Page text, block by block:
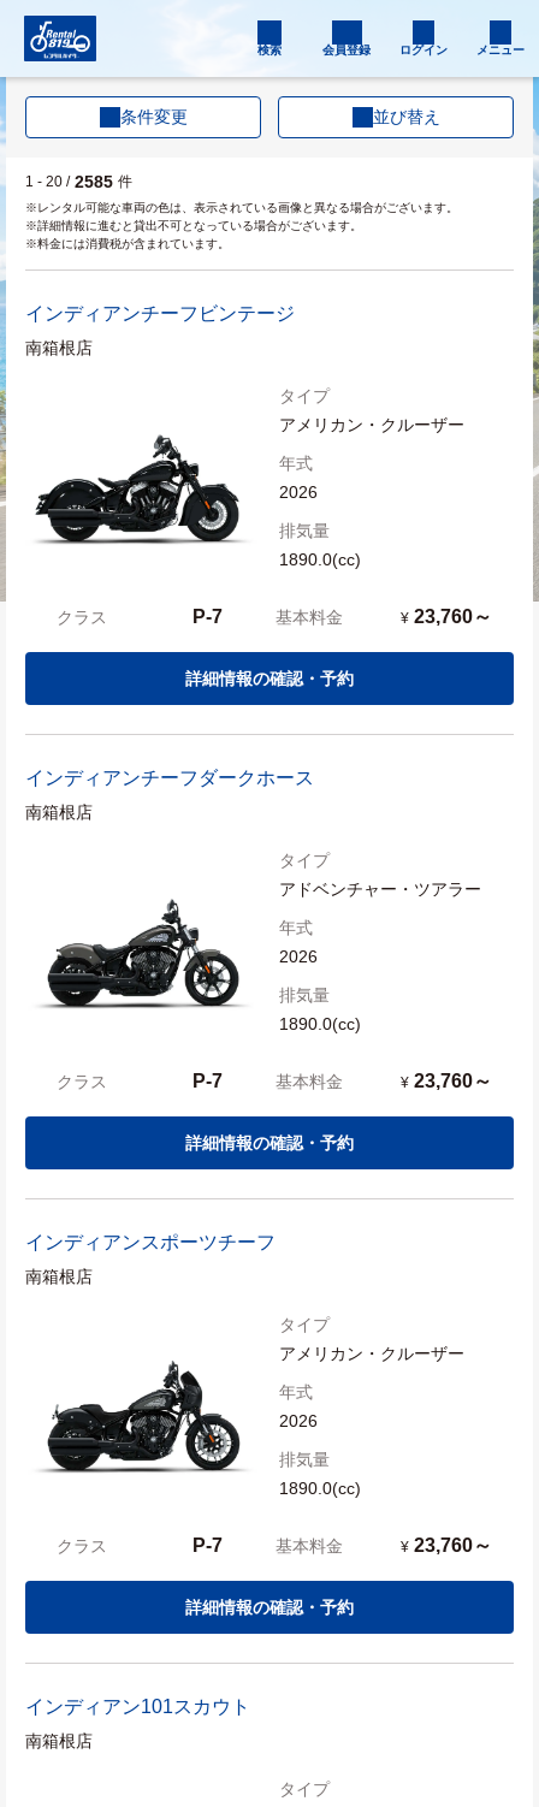
検索 会員登録 ログイン メニュー
条件変更 並び替え
1 - 20 / 2585 件
※レンタル可能な車両の色は、表示されている画像と異なる場合がございます。
※詳細情報に進むと貸出不可となっている場合がございます。
※料金には消費税が含まれています。
インディアンチーフビンテージ
南箱根店
タイプ
アメリカン・クルーザー
年式
2026
排気量
1890.0(cc)
クラス P-7 基本料金 ¥ 23,760～
詳細情報の確認・予約
インディアンチーフダークホース
南箱根店
タイプ
アドベンチャー・ツアラー
年式
2026
排気量
1890.0(cc)
クラス P-7 基本料金 ¥ 23,760～
詳細情報の確認・予約
インディアンスポーツチーフ
南箱根店
タイプ
アメリカン・クルーザー
年式
2026
排気量
1890.0(cc)
クラス P-7 基本料金 ¥ 23,760～
詳細情報の確認・予約
インディアン101スカウト
南箱根店
タイプ